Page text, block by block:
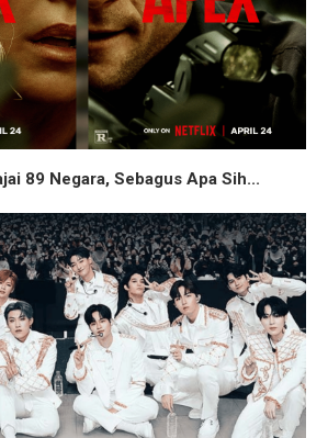
89 Negara, Sebagus Apa Sih...